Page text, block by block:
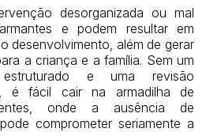
desorganizada ou mal
e podem resultar em
desenvolvimento, além de gerar
a criança e a família. Sem um
e uma revisão
é fácil cair na armadilha de
onde a ausência de
comprometer seriamente a